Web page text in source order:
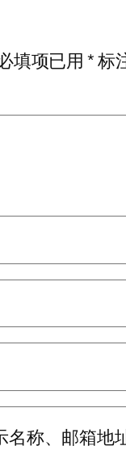
填项已用*标
称、邮箱地